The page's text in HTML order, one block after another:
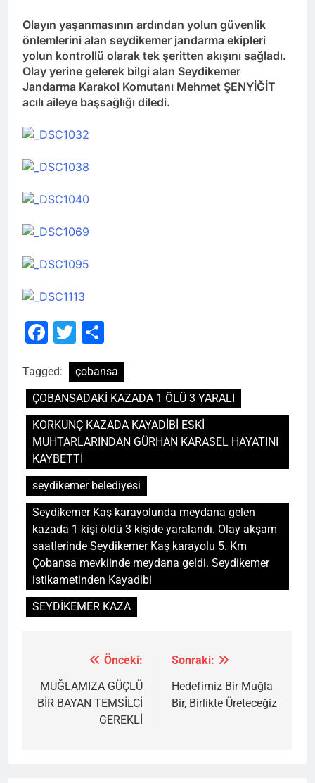
Olayın yaşanmasının ardından yolun güvenlik
önlemlerini alan seydikemer jandarma ekipleri
yolun kontrollü olarak tek şeritten akışını sağladı.
Olay yerine gelerek bilgi alan Seydikemer
Jandarma Karakol Komutanı Mehmet ŞENYİĞİT
acılı aileye başsağlığı diledi.
Facebook
Twitter
Tagged:
çobansa
ÇOBANSADAKİ KAZADA 1 ÖLÜ 3 YARALI
KORKUNÇ KAZADA KAYADİBİ ESKİ
MUHTARLARINDAN GÜRHAN KARASEL HAYATINI
KAYBETTİ
seydikemer belediyesi
Seydikemer Kaş karayolunda meydana gelen
kazada 1 kişi öldü 3 kişide yaralandı. Olay akşam
saatlerinde Seydikemer Kaş karayolu 5. Km
Çobansa mevkiinde meydana geldi. Seydikemer
istikametinden Kayadibi
SEYDİKEMER KAZA
gezinmesi
Önceki:
MUĞLAMIZA GÜÇLÜ
BİR BAYAN TEMSİLCİ
GEREKLİ
Sonraki:
Hedefimiz Bir Muğla
Bir, Birlikte Üreteceğiz